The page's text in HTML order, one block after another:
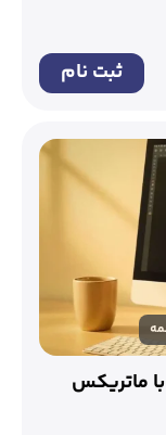
ثبت نام
ماتریکس